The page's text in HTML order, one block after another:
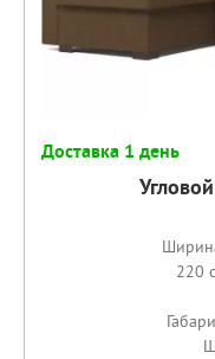
Доставка 1 день
220